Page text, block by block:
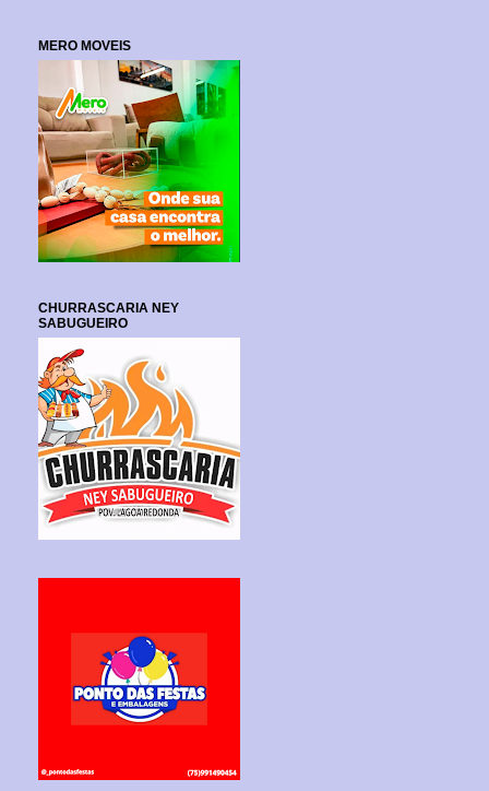
MERO MOVEIS
CHURRASCARIA NEY
SABUGUEIRO